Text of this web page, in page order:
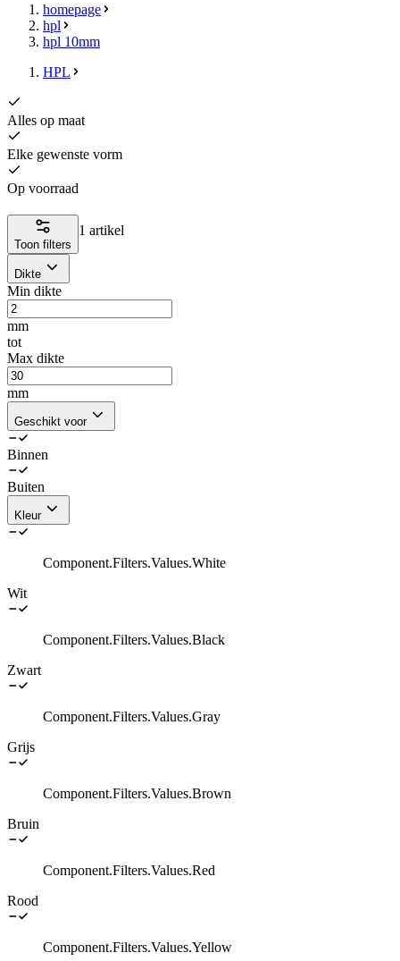
homepage
hpl
hpl 10mm
HPL
Alles op maat
Elke gewenste vorm
Op voorraad
Toon filters
1 artikel
Dikte
Min dikte
mm
tot
Max dikte
mm
Geschikt voor
Binnen
Buiten
Kleur
Component.Filters.Values.White
Wit
Component.Filters.Values.Black
Zwart
Component.Filters.Values.Gray
Grijs
Component.Filters.Values.Brown
Bruin
Component.Filters.Values.Red
Rood
Component.Filters.Values.Yellow